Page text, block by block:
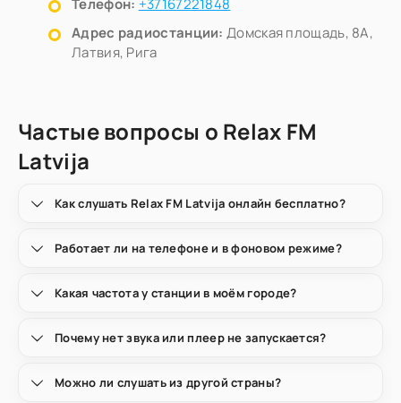
Телефон: +37167221848
Адрес радиостанции: Домская площадь, 8А,
Латвия, Рига
Частые вопросы о Relax FM
Latvija
Как слушать Relax FM Latvija онлайн бесплатно?
Работает ли на телефоне и в фоновом режиме?
Какая частота у станции в моём городе?
Почему нет звука или плеер не запускается?
Можно ли слушать из другой страны?